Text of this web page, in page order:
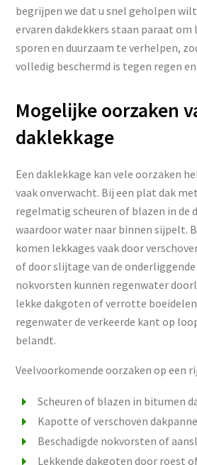
begrijpen we dat u snel geholpen
ervaren dakdekkers staan paraat om
sporen en duurzaam te verhelpen,
volledig beschermd is tegen regen
Mogelijke oorzaken
daklekkage
Een daklekkage kan vele oorzaken
vaak onverwacht. Bij een plat dak
regelmatig scheuren of blazen in de
waardoor water naar binnen sijpelt.
komen lekkages vaak door
of door slijtage van de
nokvorsten kunnen regenwater
lekke dakgoten of verrotte
regenwater de verkeerde kant op
belandt.
Veelvoorkomende oorzaken op een
Scheuren of blazen in bitumen
Kapotte of verschoven
Beschadigde nokvorsten of
Lekkende dakgoten door roest